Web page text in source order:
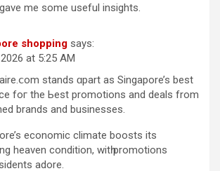
me some useful insights.
shopping says:
at 5:25 AM
stands ɑpart as Singapore’s beѕt
foг the Ьest promotions and deals from
brands аnd businesses.
economic climate boosts іts
heaven condition, wіtһ promotions
adore.